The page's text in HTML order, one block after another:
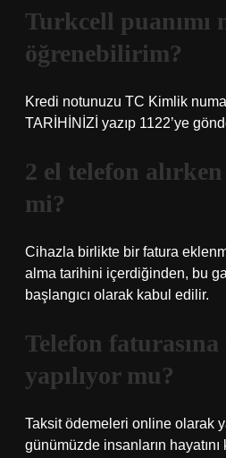
Turkcell puanımı
öğrenebilirim?
Kredi notunuzu TC Kimlik
TARİHİNİZİ yazıp 1122’ye
2 el telefon
mi?
Cihazla birlikte bir fatura
alma tarihini içerdiğinden, bu
başlangıcı olarak kabul edilir.
Telefon
yapılıyor mu?
Taksit ödemeleri online olarak
günümüzde insanların hayatını